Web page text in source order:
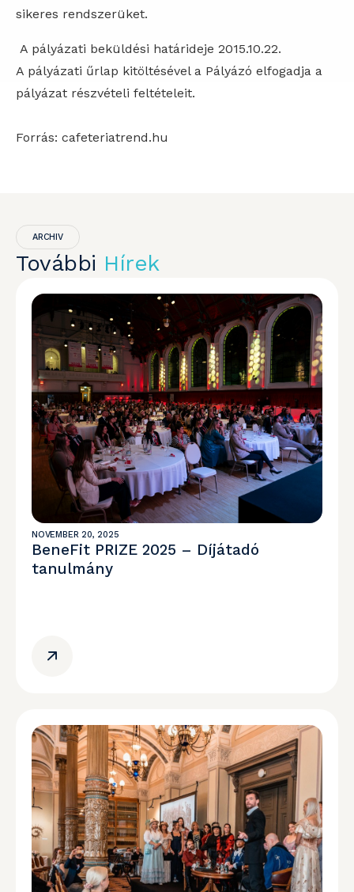
sikeres rendszerüket.
A pályázati beküldési határideje 2015.10.22.
A pályázati űrlap kitöltésével a Pályázó elfogadja a
pályázat részvételi feltételeit.
Forrás: cafeteriatrend.hu
ARCHIV
További Hírek
NOVEMBER 20, 2025
BeneFit PRIZE 2025 – Díjátadó
tanulmány